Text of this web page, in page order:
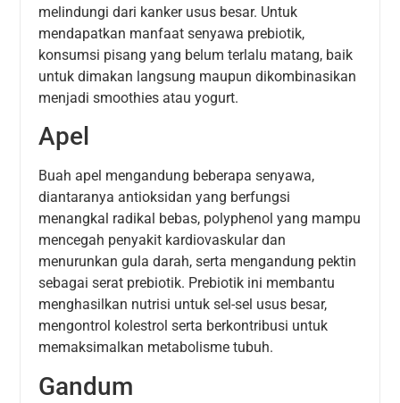
melindungi dari kanker usus besar. Untuk
mendapatkan manfaat senyawa prebiotik,
konsumsi pisang yang belum terlalu matang, baik
untuk dimakan langsung maupun dikombinasikan
menjadi smoothies atau yogurt.
Apel
Buah apel mengandung beberapa senyawa,
diantaranya antioksidan yang berfungsi
menangkal radikal bebas, polyphenol yang mampu
mencegah penyakit kardiovaskular dan
menurunkan gula darah, serta mengandung pektin
sebagai serat prebiotik. Prebiotik ini membantu
menghasilkan nutrisi untuk sel-sel usus besar,
mengontrol kolestrol serta berkontribusi untuk
memaksimalkan metabolisme tubuh.
Gandum